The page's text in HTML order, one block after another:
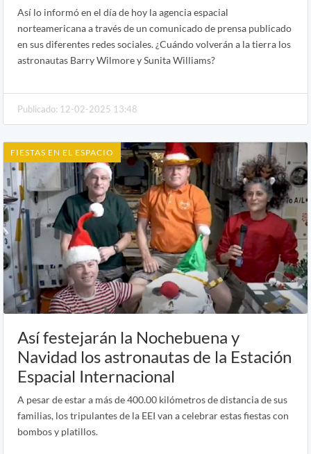
Así lo informó en el día de hoy la agencia espacial
norteamericana a través de un comunicado de prensa publicado
en sus diferentes redes sociales. ¿Cuándo volverán a la tierra los
astronautas Barry Wilmore y Sunita Williams?
Publicado: 12-02-2025 13:48
FIESTAS EN EL ESPACIO
Así festejarán la Nochebuena y
Navidad los astronautas de la Estación
Espacial Internacional
A pesar de estar a más de 400.00 kilómetros de distancia de sus
familias, los tripulantes de la EEI van a celebrar estas fiestas con
bombos y platillos.